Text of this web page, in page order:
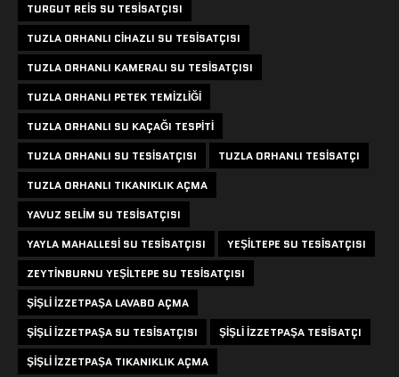
TURGUT REIS SU TESISATÇISI
TUZLA ORHANLI CIHAZLI SU TESISATÇISI
TUZLA ORHANLI KAMERALI SU TESISATÇISI
TUZLA ORHANLI PETEK TEMIZLIĞI
TUZLA ORHANLI SU KAÇAĞI TESPITI
TUZLA ORHANLI SU TESISATÇISI
TUZLA ORHANLI TESISATÇI
TUZLA ORHANLI TIKANIKLIK AÇMA
YAVUZ SELIM SU TESISATÇISI
YAYLA MAHALLESI SU TESISATÇISI
YEŞILTEPE SU TESISATÇISI
ZEYTINBURNU YEŞILTEPE SU TESISATÇISI
ŞIŞLI IZZETPAŞA LAVABO AÇMA
ŞIŞLI IZZETPAŞA SU TESISATÇISI
ŞIŞLI IZZETPAŞA TESISATÇI
ŞIŞLI IZZETPAŞA TIKANIKLIK AÇMA